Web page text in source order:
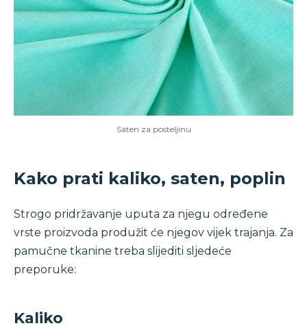
Saten za posteljinu
Kako prati kaliko, saten, poplin
Strogo pridržavanje uputa za njegu određene
vrste proizvoda produžit će njegov vijek trajanja. Za
pamučne tkanine treba slijediti sljedeće
preporuke:
Kaliko